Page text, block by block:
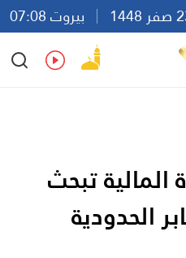
بيروت 07:08
Ar
En Fr Es
المالية تبحث
الحدودية